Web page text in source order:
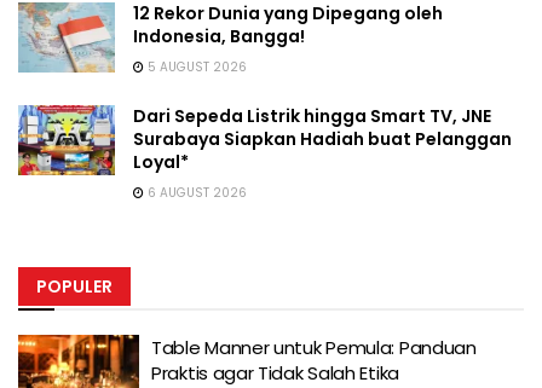
12 Rekor Dunia yang Dipegang oleh
Indonesia, Bangga!
5 AUGUST 2026
Dari Sepeda Listrik hingga Smart TV, JNE
Surabaya Siapkan Hadiah buat Pelanggan
Loyal*
6 AUGUST 2026
POPULER
Table Manner untuk Pemula: Panduan
Praktis agar Tidak Salah Etika